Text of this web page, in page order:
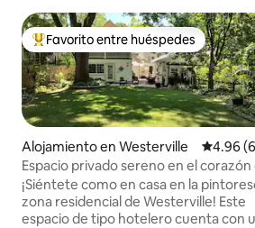
Favorito entre huéspedes preferido
Favorito entre huéspedes
Alojamiento en Westerville
4.96
Espacio privado sereno en el corazón
la ciudad.
¡Siéntete como en casa en la
zona residencial de Westerville! Este
espacio de tipo hotelero cuenta con